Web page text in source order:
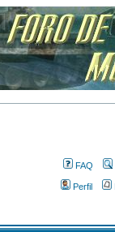
FAQ
Perfil